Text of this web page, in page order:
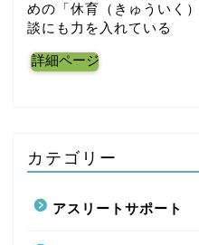
めの「休育（きゅういく
談にも力を入れている
詳細ページ
カテゴリー
アスリートサポート